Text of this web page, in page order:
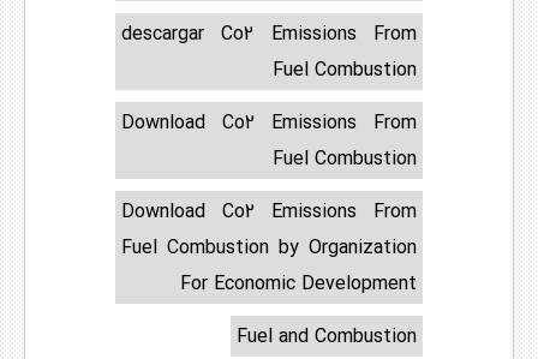
descargar Co2 Emissions From
Fuel Combustion
Download Co2 Emissions From
Fuel Combustion
Download Co2 Emissions From
Fuel Combustion by Organization
For Economic Development
Fuel and Combustion